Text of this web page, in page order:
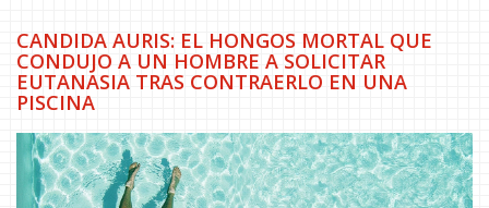
CANDIDA AURIS: EL HONGOS MORTAL QUE
CONDUJO A UN HOMBRE A SOLICITAR
EUTANASIA TRAS CONTRAERLO EN UNA
PISCINA